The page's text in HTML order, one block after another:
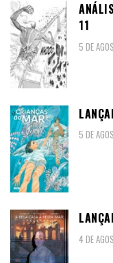
11
5 DE
5 DE
4 DE